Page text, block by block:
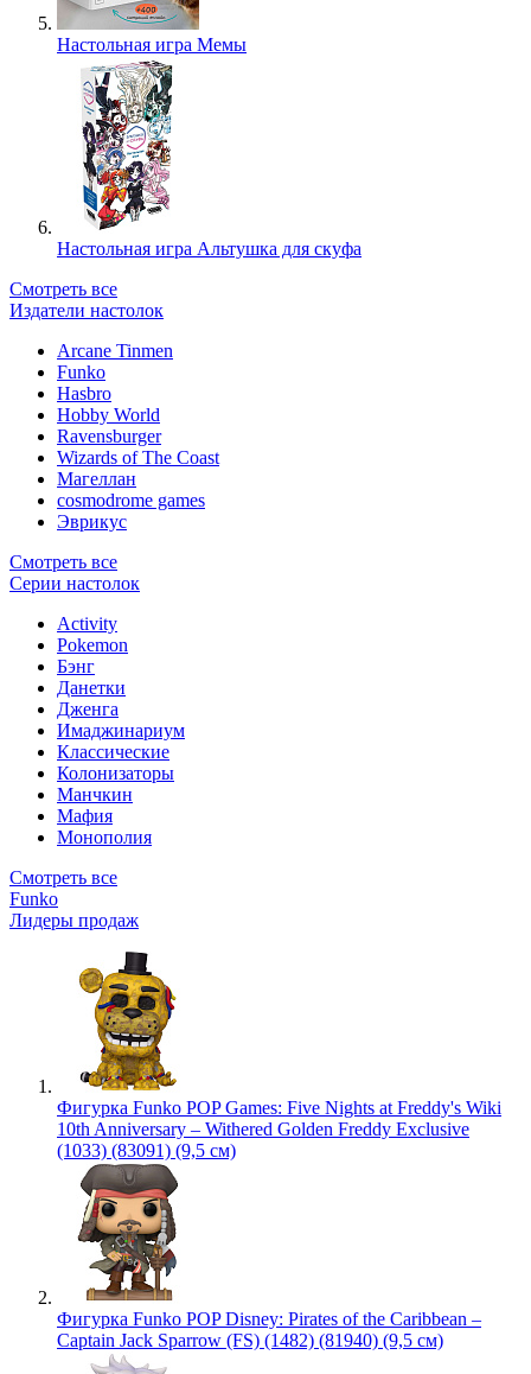
Настольная игра Мемы
Настольная игра Альтушка для скуфа
Смотреть все
Издатели настолок
Arcane Tinmen
Funko
Hasbro
Hobby World
Ravensburger
Wizards of The Coast
Магеллан
сosmodrome games
Эврикус
Смотреть все
Серии настолок
Activity
Pokemon
Бэнг
Данетки
Дженга
Имаджинариум
Классические
Колонизаторы
Манчкин
Мафия
Монополия
Смотреть все
Funko
Лидеры продаж
Фигурка Funko POP Games: Five Nights at Freddy's Wiki
10th Anniversary – Withered Golden Freddy Exclusive
(1033) (83091) (9,5 см)
Фигурка Funko POP Disney: Pirates of the Caribbean –
Captain Jack Sparrow (FS) (1482) (81940) (9,5 см)